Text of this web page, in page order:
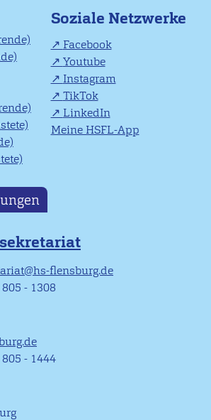
Soziale Netzwerke
Facebook
Youtube
Instagram
TikTok
LinkedIn
Meine HSFL-App
flensburg.de
- 1308
- 1444